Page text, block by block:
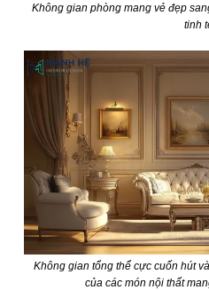
Không gian phòng mang vẻ đẹp
tinh
Không gian tổng thể cực cuốn hút
của các món nội thất